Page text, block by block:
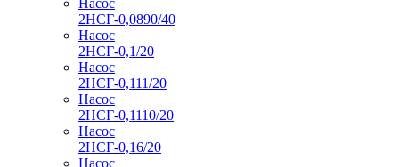
2НСГ-0,0890/40
Насос
2НСГ-0,1/20
Насос
2НСГ-0,111/20
Насос
2НСГ-0,1110/20
Насос
2НСГ-0,16/20
Насос